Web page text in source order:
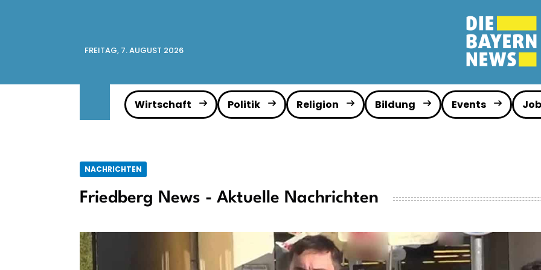
FREITAG, 7. AUGUST 2026
Wirtschaft Politik Religion Bildung Events
NACHRICHTEN
Friedberg News - Aktuelle Nachrichten